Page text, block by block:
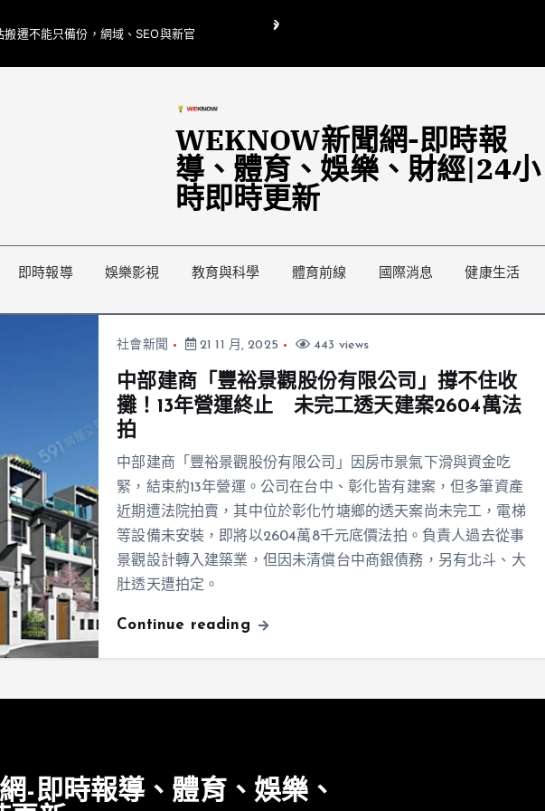
遷不能只備份，網域、SEO與新官
翁曉玲喊刪陸委會1295萬媒宣費惹議 梁文傑回「只能靠嘴巴」
WEKNOW新聞網-即時報
導、體育、娛樂、財經|24小
時即時更新
即時報導 娛樂影視 教育與科學 體育前線 國際消息 健康生活
社會新聞 21 11 月, 2025 443 views
中部建商「豐裕景觀股份有限公司」撐不住收
攤！13年營運終止 未完工透天建案2604萬法
拍
中部建商「豐裕景觀股份有限公司」因房市景氣下滑與資金吃
緊，結束約13年營運。公司在台中、彰化皆有建案，但多筆資產
近期遭法院拍賣，其中位於彰化竹塘鄉的透天案尚未完工，電梯
等設備未安裝，即將以2604萬8千元底價法拍。負責人過去從事
景觀設計轉入建築業，但因未清償台中商銀債務，另有北斗、大
肚透天遭拍定。
Continue reading
-即時報導、體育、娛樂、